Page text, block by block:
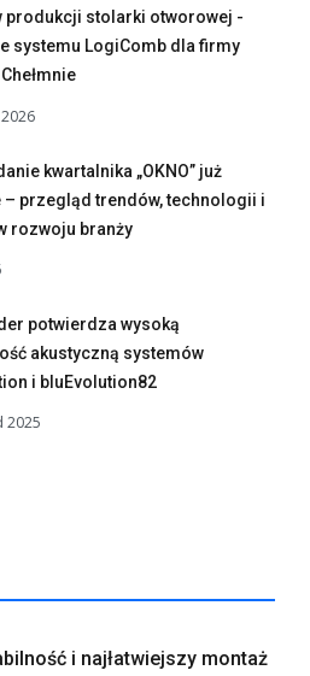
produkcji stolarki otworowej -
systemu LogiComb dla firmy
kwartalnika „OKNO” już
– przegląd trendów, technologii i
rozwoju branży
potwierdza wysoką
akustyczną systemów
i bluEvolution82
2025
i najłatwiejszy montaż